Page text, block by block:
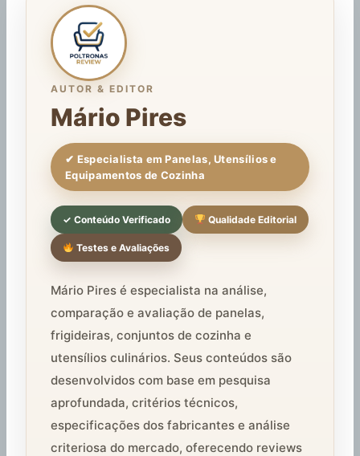
AUTOR & EDITOR
Mário Pires
✔ Especialista em Panelas, Utensílios e
Equipamentos de Cozinha
✓ Conteúdo Verificado Qualidade Editorial
Testes e Avaliações
Mário Pires é especialista na análise,
comparação e avaliação de panelas,
frigideiras, conjuntos de cozinha e
utensílios culinários. Seus conteúdos são
desenvolvidos com base em pesquisa
aprofundada, critérios técnicos,
especificações dos fabricantes e análise
criteriosa do mercado, oferecendo reviews